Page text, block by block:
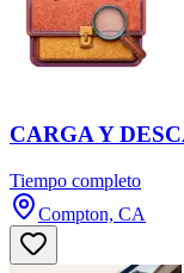
CARGA Y
Tiempo completo
Compton, CA